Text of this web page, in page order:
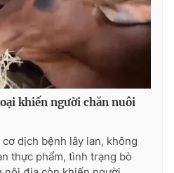
897 897
khiến người chăn nuôi
dịch bệnh lây lan, không
thực phẩm, tình trạng bò